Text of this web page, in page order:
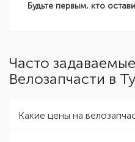
Будьте первым, кто
Часто
Велозапчасти в
Какие цены на